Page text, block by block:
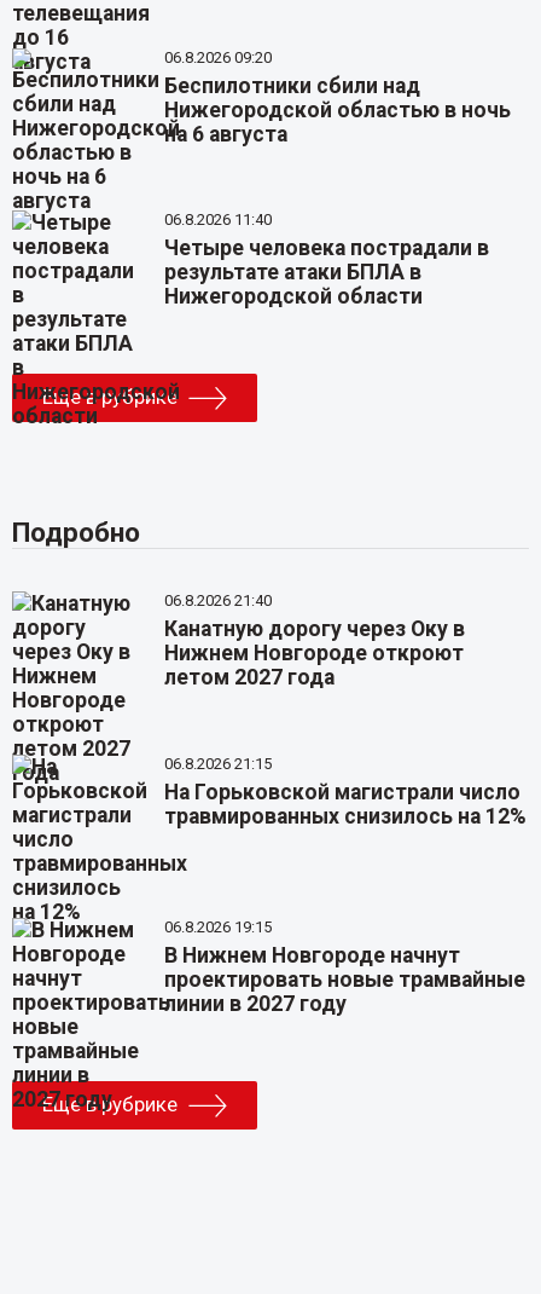
06.8.2026 09:20
Беспилотники сбили над
Нижегородской областью в ночь
на 6 августа
06.8.2026 11:40
Четыре человека пострадали в
результате атаки БПЛА в
Нижегородской области
Еще в рубрике
Подробно
06.8.2026 21:40
Канатную дорогу через Оку в
Нижнем Новгороде откроют
летом 2027 года
06.8.2026 21:15
На Горьковской магистрали число
травмированных снизилось на 12%
06.8.2026 19:15
В Нижнем Новгороде начнут
проектировать новые трамвайные
линии в 2027 году
Еще в рубрике